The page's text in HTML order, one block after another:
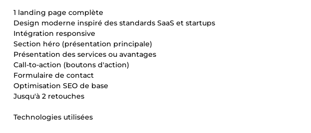
1 landing page complète
Design moderne inspiré des standards SaaS et startups
Intégration responsive
Section héro (présentation principale)
Présentation des services ou avantages
Call-to-action (boutons d'action)
Formulaire de contact
Optimisation SEO de base
Jusqu'à 2 retouches
Technologies utilisées